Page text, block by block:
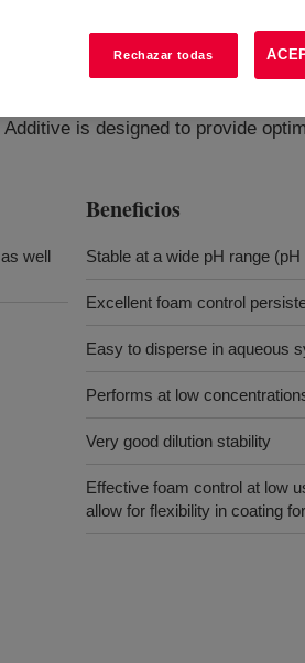
is designed to provide
well
Beneficios
Stable at a wide pH range (pH
Excellent foam control
Easy to disperse in aqueous
Performs at low
Very good dilution stability
Effective foam control at low
allow for flexibility in coating
Rechazar todas